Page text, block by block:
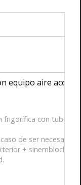
equipo aire
frigorífica con tubo
de ser necesaria
+ sinemblocks.